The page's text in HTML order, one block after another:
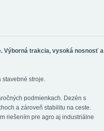
Výborná trakcia, vysoká nosnosť a
stavebné stroje.
podmienkach. Dezén s
a zároveň stabilitu na ceste.
riešením pre agro aj industriálne